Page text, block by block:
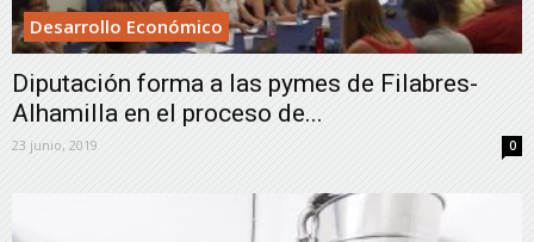
Desarrollo Económico
Diputación forma a las pymes de Filabres-
Alhamilla en el proceso de...
23 junio, 2019 0